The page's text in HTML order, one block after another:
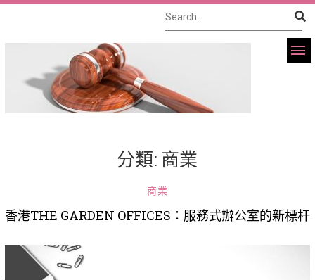
分類: 商業
商業
香港THE GARDEN OFFICES：服務式辦公室的新標杆